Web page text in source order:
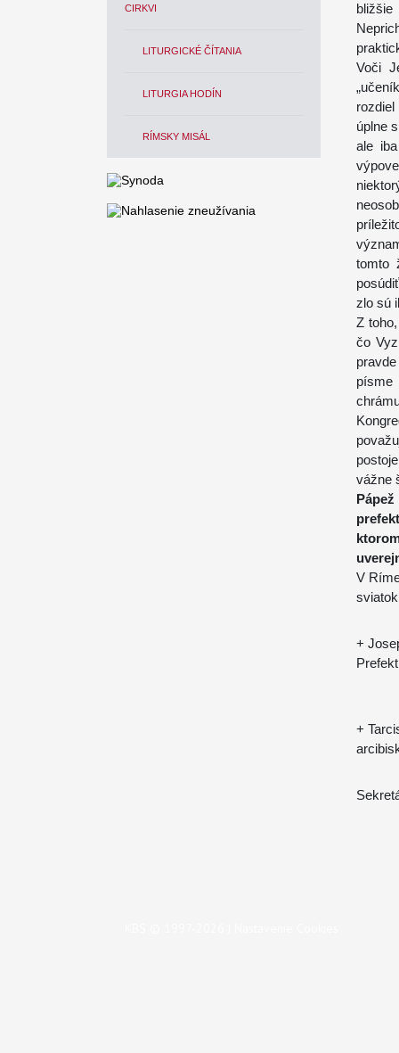
CIRKVI
LITURGICKÉ ČÍTANIA
LITURGIA HODÍN
RÍMSKY MISÁL
Voči
úplne
ale
tomto
zlo sú
Z
čo
písme
vážne
V
+
Prefekt
+